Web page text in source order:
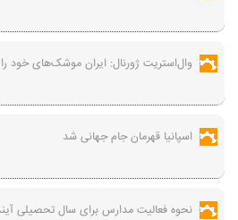
وال‌استریت ژورنال: ایران موشک‌های خود را
اسپانیا قهرمان جام جهانی شد
نحوه فعالیت مدارس برای سال تحصیلی